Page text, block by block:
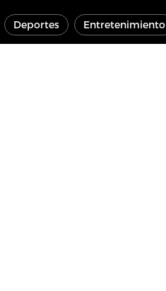
Deportes Entretenimiento